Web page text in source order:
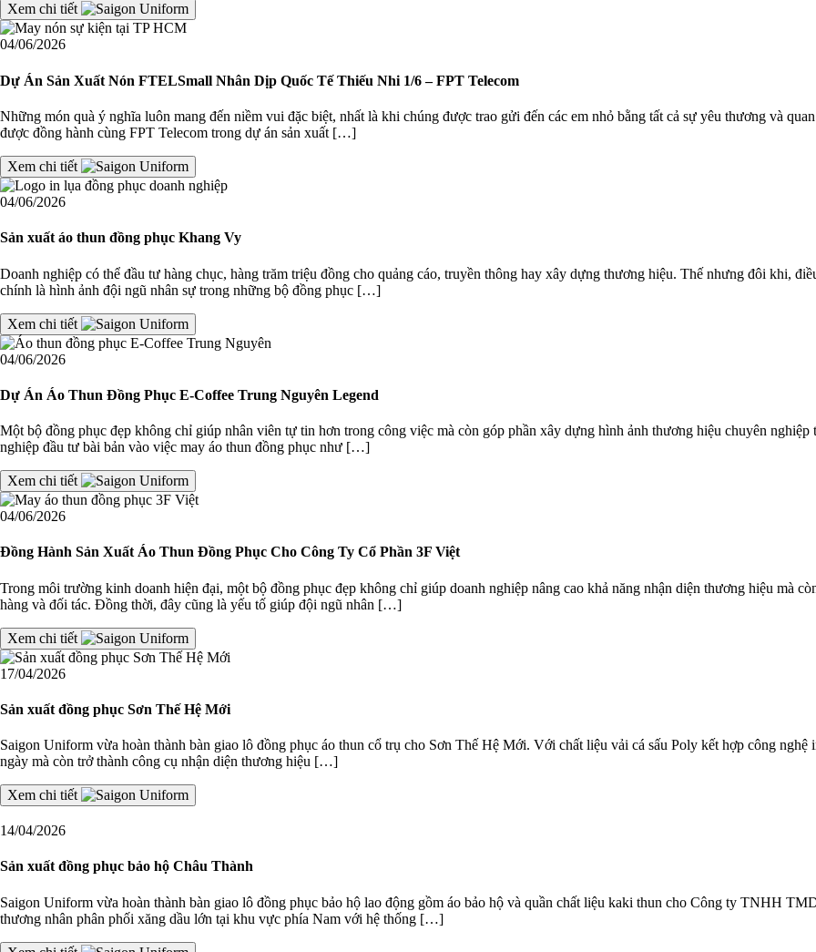
Xem chi tiết
04/06/2026
Dự Án Sản Xuất Nón FTELSmall Nhân Dịp Quốc Tế Thiếu Nhi 1/6 – FPT Telecom
Những món quà ý nghĩa luôn mang đến niềm vui đặc biệt, nhất là khi chúng được trao gửi đến các em nhỏ bằng tất cả sự yêu thương và
được đồng hành cùng FPT Telecom trong dự án sản xuất […]
Xem chi tiết
04/06/2026
Sản xuất áo thun đồng phục Khang Vy
Doanh nghiệp có thể đầu tư hàng chục, hàng trăm triệu đồng cho quảng cáo, truyền thông hay xây dựng thương hiệu. Thế nhưng đôi khi,
chính là hình ảnh đội ngũ nhân sự trong những bộ đồng phục […]
Xem chi tiết
04/06/2026
Dự Án Áo Thun Đồng Phục E-Coffee Trung Nguyên Legend
Một bộ đồng phục đẹp không chỉ giúp nhân viên tự tin hơn trong công việc mà còn góp phần xây dựng hình ảnh thương hiệu chuyên
nghiệp đầu tư bài bản vào việc may áo thun đồng phục như […]
Xem chi tiết
04/06/2026
Đồng Hành Sản Xuất Áo Thun Đồng Phục Cho Công Ty Cổ Phần 3F Việt
Trong môi trường kinh doanh hiện đại, một bộ đồng phục đẹp không chỉ giúp doanh nghiệp nâng cao khả năng nhận diện thương hiệu mà
hàng và đối tác. Đồng thời, đây cũng là yếu tố giúp đội ngũ nhân […]
Xem chi tiết
17/04/2026
Sản xuất đồng phục Sơn Thế Hệ Mới
Saigon Uniform vừa hoàn thành bàn giao lô đồng phục áo thun cổ trụ cho Sơn Thế Hệ Mới. Với chất liệu vải cá sấu Poly kết hợp công nghệ
ngày mà còn trở thành công cụ nhận diện thương hiệu […]
Xem chi tiết
14/04/2026
Sản xuất đồng phục bảo hộ Châu Thành
Saigon Uniform vừa hoàn thành bàn giao lô đồng phục bảo hộ lao động gồm áo bảo hộ và quần chất liệu kaki thun cho Công ty TNHH
thương nhân phân phối xăng dầu lớn tại khu vực phía Nam với hệ thống […]